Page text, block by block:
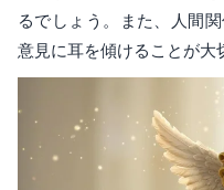
るでしょう。また、人間
意見に耳を傾けることが大